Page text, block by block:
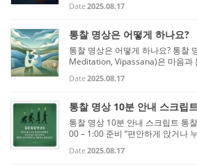
게 알아차리며, 몸과 마음을 이 순
Date2025.08.17
통찰 명상은 어떻게 하나요?
통찰 명상은 어떻게 하나요? 통찰
Meditation, Vipassana)은 마음과
elf)의 진리를 깨닫도록 돕는 명상
Date2025.08.17
통찰 명상 10분 안내 스크립
통찰 명상 10분 안내 스크립트 통
00 – 1:00 준비 “편안하게 앉거나
내쉬며, 숨이 들어오고 나가는 감각
Date2025.08.17